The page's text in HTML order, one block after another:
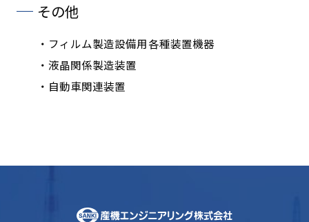
その他
フィルム製造設備用各種装置機器
液晶関係製造装置
自動車関連装置